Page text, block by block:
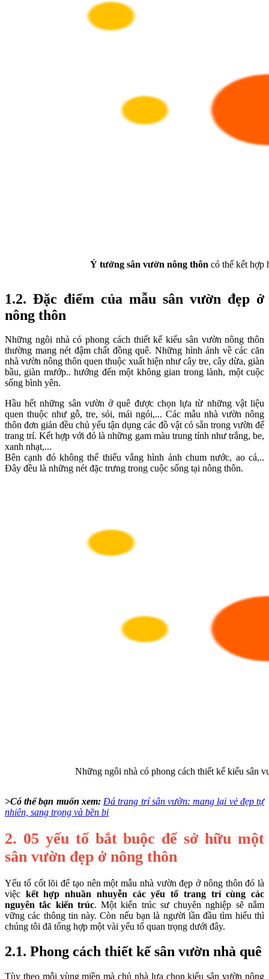
Ý tưởng sân vườn nông thôn có thể kết hợp
1.2. Đặc điểm của mẫu sân vườn đẹp ở
nông thôn
Những ngôi nhà có phong cách thiết kế kiểu sân vườn nông thôn
thường mang nét đậm chất đồng quê. Những hình ảnh về các căn
nhà vườn nông thôn quen thuộc xuất hiện như cây tre, cây dừa, giàn
bầu, giàn mướp.. hướng đến một không gian trong lành, một cuộc
sống bình yên.
Hầu hết những sân vườn ở quê được chọn lựa từ những vật liệu
quen thuộc như gỗ, tre, sỏi, mái ngói,... Các mẫu nhà vườn nông
thôn đơn giản đều chủ yếu tận dụng các đồ vật có sẵn trong vườn để
trang trí. Kết hợp với đó là những gam màu trung tính như trắng, be,
xanh nhạt,...
Bên cạnh đó không thể thiếu vắng hình ảnh chum nước, ao cá,..
Đây đều là những nét đặc trưng trong cuộc sống tại nông thôn.
Những ngôi nhà có phong cách thiết kế kiểu sân
>Có thể bạn muốn xem:Đá trang trí sân vườn: mang lại vẻ đẹp tự
nhiên, sang trọng và bền bỉ
2. 05 yếu tố bắt buộc để sở hữu một
sân vườn đẹp ở nông thôn
Yếu tố cốt lõi để tạo nên một mẫu nhà vườn đẹp ở nông thôn đó là
việc kết hợp nhuần nhuyễn các yếu tố trang trí cùng các
nguyên tắc kiến trúc. Một kiến trúc sư chuyên nghiệp sẽ nắm
vững các thông tin này. Còn nếu bạn là người lần đầu tìm hiểu thì
chúng tôi đã tổng hợp một vài yếu tố quan trọng dưới đây.
2.1. Phong cách thiết kế sân vườn nhà quê
Tùy theo mỗi vùng miền mà chủ nhà lựa chọn kiểu sân vườn nông